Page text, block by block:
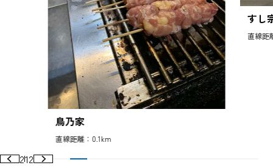
鳥乃家
直線距離：0.1km
すし
直線距
212